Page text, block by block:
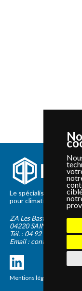
Le spécialiste depuis
pour climatisation et
ZA Les Bastides
04220 SAINTE-TULLE
Tél. : 04 92 75 89 55
Email :
Mentions légales